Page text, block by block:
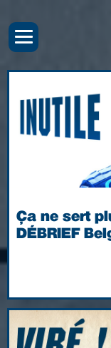
Ça ne sert
DÉBRIEF